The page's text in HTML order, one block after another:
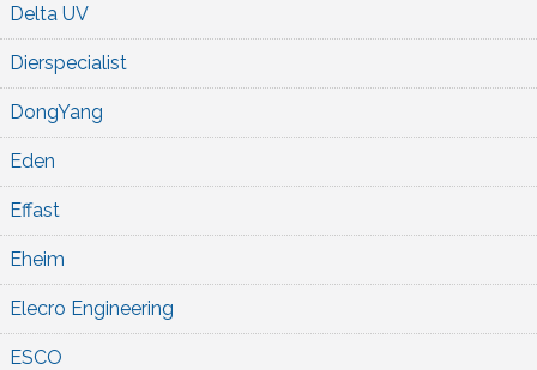
Delta UV
Dierspecialist
DongYang
Eden
Effast
Eheim
Elecro Engineering
ESCO